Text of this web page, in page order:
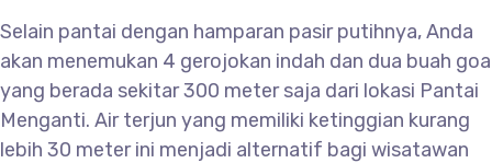
Selain pantai dengan hamparan pasir putihnya, Anda
akan menemukan 4 gerojokan indah dan dua buah goa
yang berada sekitar 300 meter saja dari lokasi Pantai
Menganti. Air terjun yang memiliki ketinggian kurang
lebih 30 meter ini menjadi alternatif bagi wisatawan